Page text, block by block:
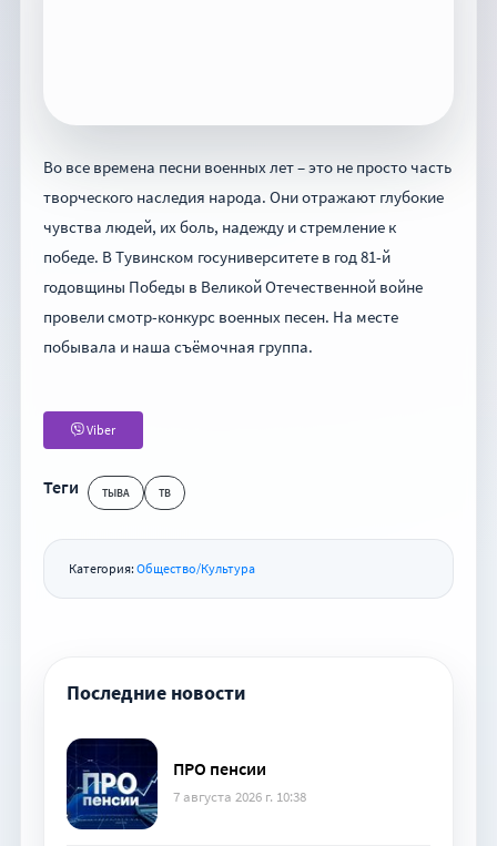
Во все времена песни военных лет – это не просто часть
творческого наследия народа. Они отражают глубокие
чувства людей, их боль, надежду и стремление к
победе. В Тувинском госуниверситете в год 81-й
годовщины Победы в Великой Отечественной войне
провели смотр-конкурс военных песен. На месте
побывала и наша съёмочная группа.
Viber
Теги ТЫВА ТВ
Категория: Общество/Культура
Последние новости
ПРО пенсии
7 августа 2026 г. 10:38